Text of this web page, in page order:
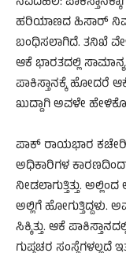
ಹರಿಯಾಣದ ಹಿಸಾರ್​
ಬಂಧಿಸಲಾಗಿದೆ. ತನಿಖೆ
ಆಕೆ ಭಾರತದಲ್ಲಿ
ಪಾಕಿಸ್ತಾನಕ್ಕೆ ಹೋದರೆ
ಖುದ್ದಾಗಿ ಅವಳೇ
ಪಾಕ್ ರಾಯಭಾರ
ಅಧಿಕಾರಿಗಳ
ನೀಡಲಾಗುತ್ತಿತ್ತು.
ಅಲ್ಲಿಗೆ
ಸಿಕ್ಕಿತ್ತು. ಆಕೆ
ಗುಪ್ತಚರ